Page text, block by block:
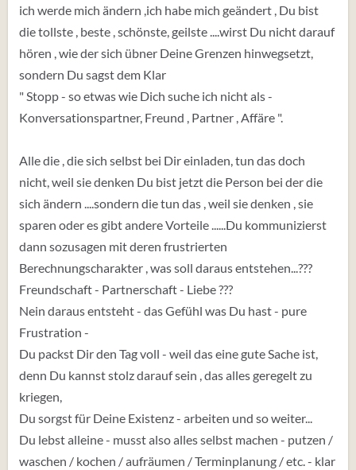
ich werde mich ändern ,ich habe mich geändert , Du bist
die tollste , beste , schönste, geilste ....wirst Du nicht darauf
hören , wie der sich übner Deine Grenzen hinwegsetzt,
sondern Du sagst dem Klar
" Stopp - so etwas wie Dich suche ich nicht als -
Konversationspartner, Freund , Partner , Affäre ".
Alle die , die sich selbst bei Dir einladen, tun das doch
nicht, weil sie denken Du bist jetzt die Person bei der die
sich ändern ....sondern die tun das , weil sie denken , sie
sparen oder es gibt andere Vorteile ......Du kommunizierst
dann sozusagen mit deren frustrierten
Berechnungscharakter , was soll daraus entstehen...???
Freundschaft - Partnerschaft - Liebe ???
Nein daraus entsteht - das Gefühl was Du hast - pure
Frustration -
Du packst Dir den Tag voll - weil das eine gute Sache ist,
denn Du kannst stolz darauf sein , das alles geregelt zu
kriegen,
Du sorgst für Deine Existenz - arbeiten und so weiter...
Du lebst alleine - musst also alles selbst machen - putzen /
waschen / kochen / aufräumen / Terminplanung / etc. - klar